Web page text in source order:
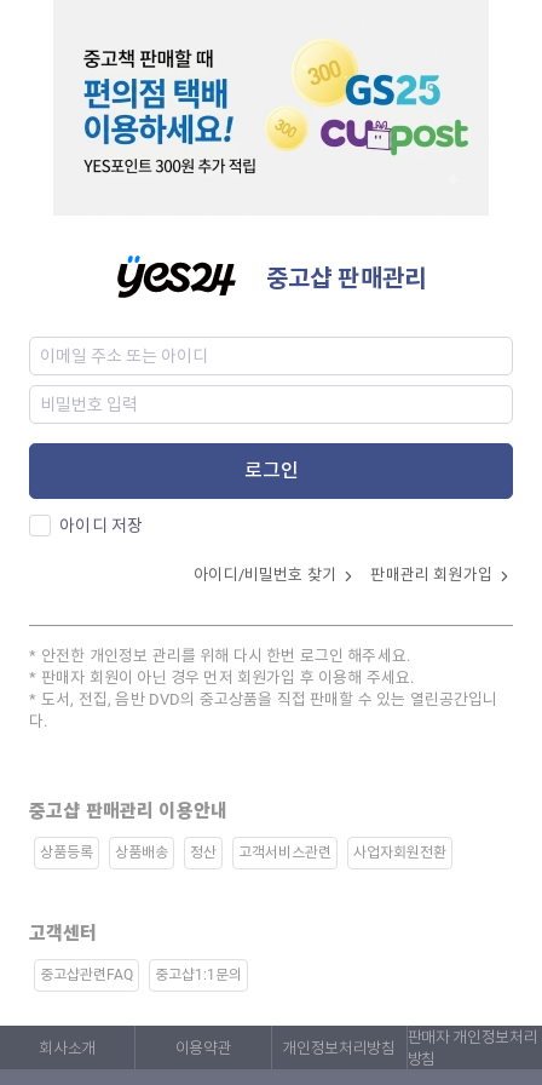
중고샵 판매관리
로그인
아이디 저장
아이디/비밀번호 찾기 판매관리 회원가입
안전한 개인정보 관리를 위해 다시 한번 로그인 해주세요.
판매자 회원이 아닌 경우 먼저 회원가입 후 이용해 주세요.
도서, 전집, 음반 DVD의 중고상품을 직접 판매할 수 있는 열린공간입니
다.
중고샵 판매관리 이용안내
상품등록 상품배송 정산 고객서비스관련 사업자회원전환
고객센터
중고샵관련FAQ 중고샵1:1문의
회사소개 이용약관 개인정보처리방침
판매자 개인정보처리
방침